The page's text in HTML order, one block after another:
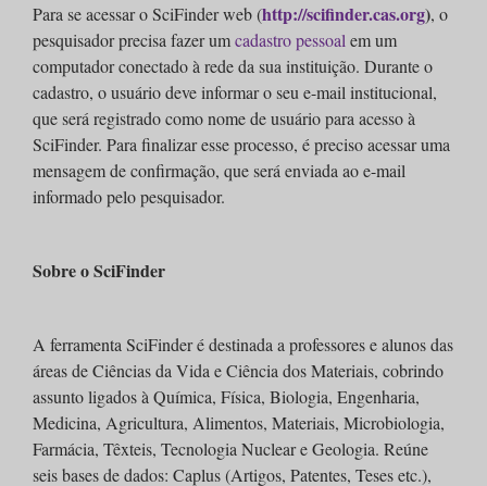
Para se acessar o SciFinder web (http://scifinder.cas.org), o
pesquisador precisa fazer umcadastro pessoalem um
computador conectado à rede da sua instituição. Durante o
cadastro, o usuário deve informar o seu e-mail institucional,
que será registrado como nome de usuário para acesso à
SciFinder. Para finalizar esse processo, é preciso acessar uma
mensagem de confirmação, que será enviada ao e-mail
informado pelo pesquisador.
Sobre o SciFinder
A ferramenta SciFinder é destinada a professores e alunos das
áreas de Ciências da Vida e Ciência dos Materiais, cobrindo
assunto ligados à Química, Física, Biologia, Engenharia,
Medicina, Agricultura, Alimentos, Materiais, Microbiologia,
Farmácia, Têxteis, Tecnologia Nuclear e Geologia. Reúne
seis bases de dados: Caplus (Artigos, Patentes, Teses etc.),